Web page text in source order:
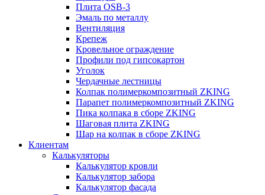
Плита OSB-3
Эмаль по металлу
Вентиляция
Крепеж
Кровельное ограждение
Профили под гипсокартон
Уголок
Чердачные лестницы
Колпак полимеркомпозитный ZKING
Парапет полимеркомпозитный ZKING
Пика колпака в сборе ZKING
Шаговая плита ZKING
Шар на колпак в сборе ZKING
Клиентам
Калькуляторы
Калькулятор кровли
Калькулятор забора
Калькулятор фасада